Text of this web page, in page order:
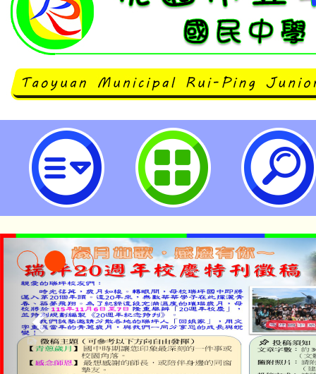
龍潭自造教育及科技中心114年04
習-桃園市立瑞坪國民中學
淨零綠生活教案入校路